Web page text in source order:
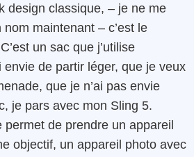
design classique, – je ne me
maintenant – c’est le
un sac que j’utilise
envie de partir léger, que je veux
que je n’ai pas envie
je pars avec mon Sling 5.
permet de prendre un appareil
objectif, un appareil photo avec